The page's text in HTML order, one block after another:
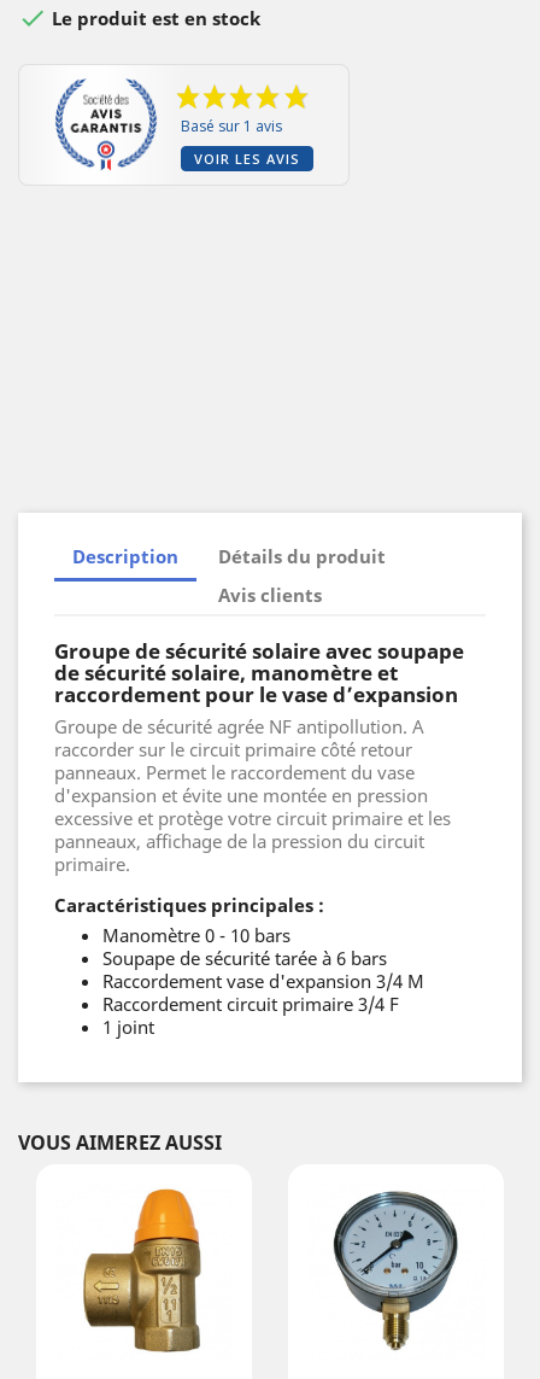
 Le produit est en stock
Basé sur 1 avis
VOIR LES AVIS
Description
Détails du produit
Avis clients
Groupe de sécurité solaire avec soupape
de sécurité solaire, manomètre et
raccordement pour le vase d’expansion
Groupe de sécurité agrée NF antipollution. A
raccorder sur le circuit primaire côté retour
panneaux. Permet le raccordement du vase
d'expansion et évite une montée en pression
excessive et protège votre circuit primaire et les
panneaux, affichage de la pression du circuit
primaire.
Caractéristiques principales :
Manomètre 0 - 10 bars
Soupape de sécurité tarée à 6 bars
Raccordement vase d'expansion 3/4 M
Raccordement circuit primaire 3/4 F
1 joint
VOUS AIMEREZ AUSSI